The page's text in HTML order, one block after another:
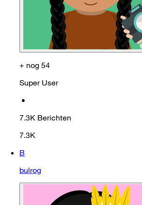
+ nog 54
Super User
•
7.3K Berichten
7.3K
B
bulrog